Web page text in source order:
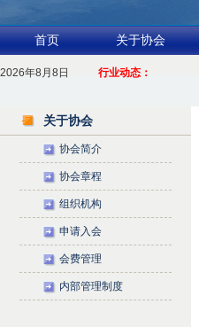
首页 关于协会
2026年8月8日 行业动态：
1.聚力产业链 共启新征程
关于协会
协会简介
协会章程
组织机构
申请入会
会费管理
内部管理制度